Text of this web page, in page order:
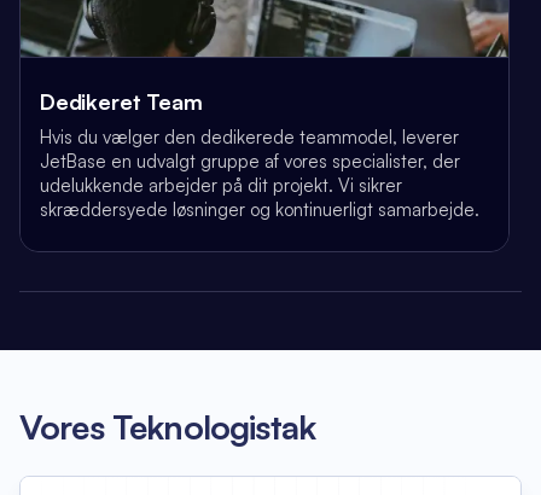
Dedikeret Team
Hvis du vælger den dedikerede teammodel, leverer
JetBase en udvalgt gruppe af vores specialister, der
udelukkende arbejder på dit projekt. Vi sikrer
skræddersyede løsninger og kontinuerligt samarbejde.
Vores Teknologistak